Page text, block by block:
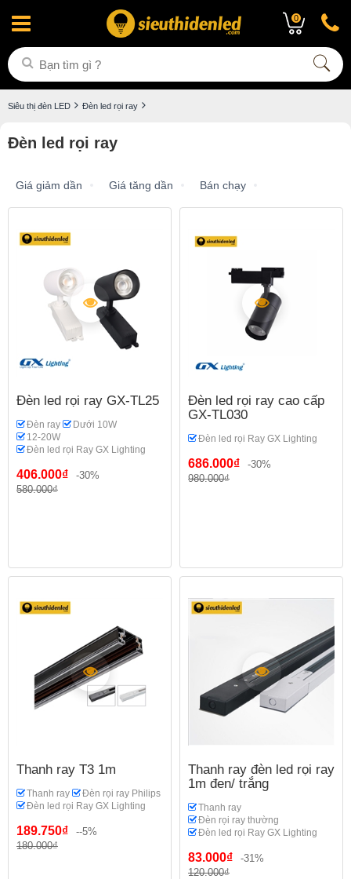
0
Siêu thị đèn LED Đèn led rọi ray
Đèn led rọi ray
Giá giảm dần Giá tăng dần Bán chạy
Đèn led rọi ray GX-TL25
Đèn ray
Dưới 10W
12-20W
Đèn led rọi Ray GX Lighting
406.000₫
-30%
580.000₫
Đèn led rọi ray cao cấp
GX-TL030
Đèn led rọi Ray GX Lighting
686.000₫
-30%
980.000₫
Thanh ray T3 1m
Thanh ray
Đèn rọi ray Philips
Đèn led rọi Ray GX Lighting
189.750₫
--5%
180.000₫
Thanh ray đèn led rọi ray
1m đen/ trắng
Thanh ray
Đèn rọi ray thường
Đèn led rọi Ray GX Lighting
83.000₫
-31%
120.000₫